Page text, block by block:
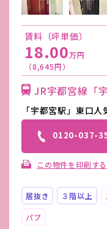
賃料（坪単価）
18.00万円
（8,645円）
JR宇都宮線「
「宇都宮駅」東口
0120-037-
この物件を印刷する
居抜き ３階以上
パブ